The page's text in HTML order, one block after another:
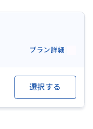
プラン詳細
選択する